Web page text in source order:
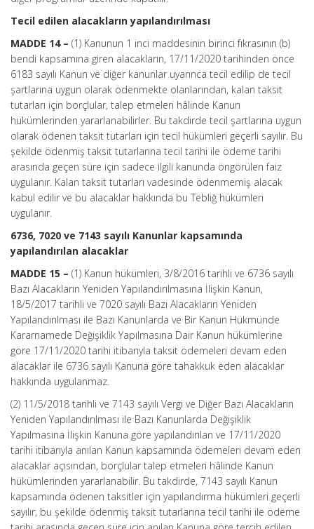
Tecil edilen alacakların yapılandırılması
MADDE 14 – (1) Kanunun 1 inci maddesinin birinci fıkrasının (b)
bendi kapsamına giren alacakların, 17/11/2020 tarihinden önce
6183 sayılı Kanun ve diğer kanunlar uyarınca tecil edilip de tecil
şartlarına uygun olarak ödenmekte olanlarından, kalan taksit
tutarları için borçlular, talep etmeleri hâlinde Kanun
hükümlerinden yararlanabilirler. Bu takdirde tecil şartlarına uygun
olarak ödenen taksit tutarları için tecil hükümleri geçerli sayılır. Bu
şekilde ödenmiş taksit tutarlarına tecil tarihi ile ödeme tarihi
arasında geçen süre için sadece ilgili kanunda öngörülen faiz
uygulanır. Kalan taksit tutarları vadesinde ödenmemiş alacak
kabul edilir ve bu alacaklar hakkında bu Tebliğ hükümleri
uygulanır.
6736, 7020 ve 7143 sayılı Kanunlar kapsamında
yapılandırılan alacaklar
MADDE 15 – (1) Kanun hükümleri, 3/8/2016 tarihli ve 6736 sayılı
Bazı Alacakların Yeniden Yapılandırılmasına İlişkin Kanun,
18/5/2017 tarihli ve 7020 sayılı Bazı Alacakların Yeniden
Yapılandırılması ile Bazı Kanunlarda ve Bir Kanun Hükmünde
Kararnamede Değişiklik Yapılmasına Dair Kanun hükümlerine
göre 17/11/2020 tarihi itibarıyla taksit ödemeleri devam eden
alacaklar ile 6736 sayılı Kanuna göre tahakkuk eden alacaklar
hakkında uygulanmaz.
(2) 11/5/2018 tarihli ve 7143 sayılı Vergi ve Diğer Bazı Alacakların
Yeniden Yapılandırılması ile Bazı Kanunlarda Değişiklik
Yapılmasına İlişkin Kanuna göre yapılandırılan ve 17/11/2020
tarihi itibarıyla anılan Kanun kapsamında ödemeleri devam eden
alacaklar açısından, borçlular talep etmeleri hâlinde Kanun
hükümlerinden yararlanabilir. Bu takdirde, 7143 sayılı Kanun
kapsamında ödenen taksitler için yapılandırma hükümleri geçerli
sayılır, bu şekilde ödenmiş taksit tutarlarına tecil tarihi ile ödeme